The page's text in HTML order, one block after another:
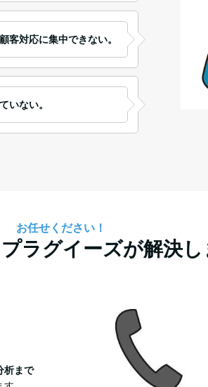
客対応に集中できない。
いない。
お任せください！
ラグイーズが解決し
析まで